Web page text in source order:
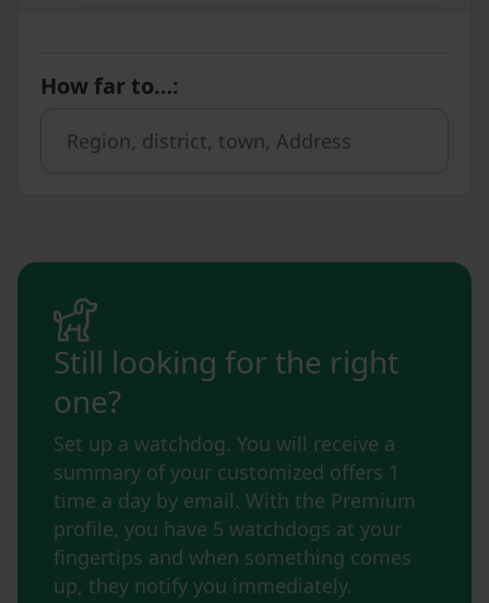
How far to…:
Still looking for the right
one?
Set up a watchdog. You will receive a
summary of your customized offers 1
time a day by email. With the Premium
profile, you have 5 watchdogs at your
fingertips and when something comes
up, they notify you immediately.